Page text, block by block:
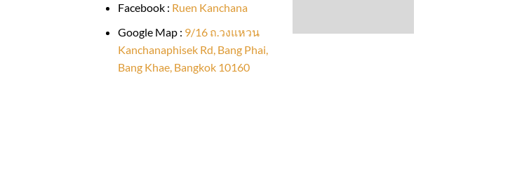
Facebook : Ruen Kanchana
Google Map : 9/16 ถ.วงแหวน
Kanchanaphisek Rd, Bang Phai,
Bang Khae, Bangkok 10160